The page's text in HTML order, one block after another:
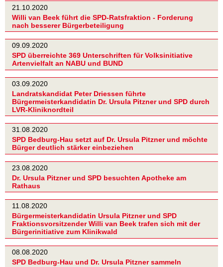
21.10.2020
Willi van Beek führt die SPD-Ratsfraktion - Forderung
nach besserer Bürgerbeteiligung
09.09.2020
SPD überreichte 369 Unterschriften für Volksinitiative
Artenvielfalt an NABU und BUND
03.09.2020
Landratskandidat Peter Driessen führte
Bürgermeisterkandidatin Dr. Ursula Pitzner und SPD durch
LVR-Kliniknordteil
31.08.2020
SPD Bedburg-Hau setzt auf Dr. Ursula Pitzner und möchte
Bürger deutlich stärker einbeziehen
23.08.2020
Dr. Ursula Pitzner und SPD besuchten Apotheke am
Rathaus
11.08.2020
Bürgermeisterkandidatin Ursula Pitzner und SPD
Fraktionsvorsitzender Willi van Beek trafen sich mit der
Bürgerinitiative zum Klinikwald
08.08.2020
SPD Bedburg-Hau und Dr. Ursula Pitzner sammeln